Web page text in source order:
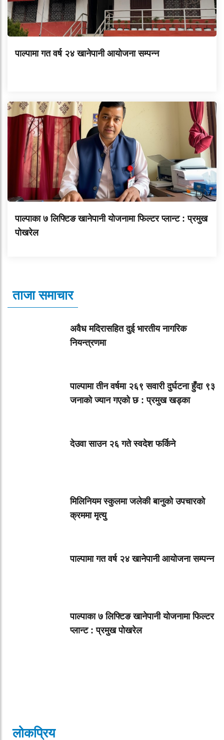
पाल्पामा गत वर्ष २४ खानेपानी आयोजना सम्पन्न
पाल्पाका ७ लिफ्टिङ खानेपानी योजनामा फिल्टर प्लान्ट : प्रमुख
पोखरेल
ताजा समाचार
अवैध मदिरासहित दुई भारतीय नागरिक
नियन्त्रणमा
पाल्पामा तीन वर्षमा २६९ सवारी दुर्घटना हुँदा ९३
जनाको ज्यान गएको छ : प्रमुख खड्का
देउवा साउन २६ गते स्वदेश फर्किने
मिलिनियम स्कुलमा जलेकी बानुको उपचारको
क्रममा मृत्यु
पाल्पामा गत वर्ष २४ खानेपानी आयोजना सम्पन्न
पाल्पाका ७ लिफ्टिङ खानेपानी योजनामा फिल्टर
प्लान्ट : प्रमुख पोखरेल
लोकप्रिय